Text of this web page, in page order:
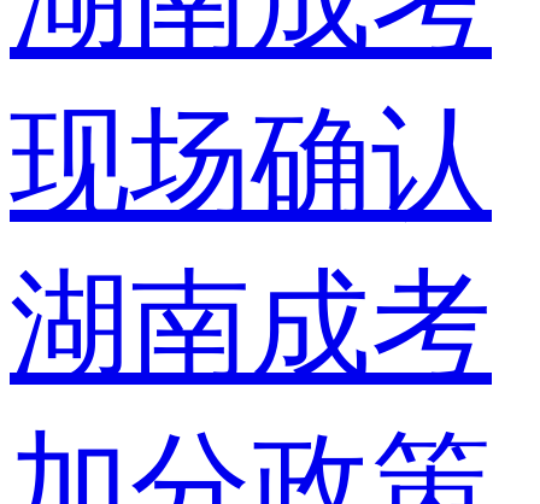
现场确认
湖南成考